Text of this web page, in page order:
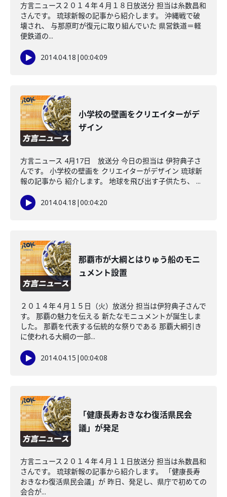
方言ニュース２０１４年４月１８日放送分 担当は糸数昌和
さんです。 琉球新報の記事から紹介します。 沖縄戦で破
壊され、 与那原町が復元に取り組んでいた 県営鉄道＝軽
便鉄道の...
2014.04.18 |00:04:09
小学校の壁画をクリエイターがデ
ザイン
方言ニュース 4月17日 放送分 今日の担当は 伊狩典子さ
んです。 小学校の壁画を クリエイターがデザイン 琉球新
報の記事から 紹介します。 地球を飛び出す子供たち、 ...
2014.04.18 |00:04:20
那覇市が大綱とはりゅう船のモニ
ュメント設置
２０１４年４月１５日（火）放送分 担当は伊狩典子さんで
す。 那覇の魅力を伝える 新たなモニュメントが誕生しま
した。 那覇を代表する伝統的な祭りである 那覇大綱引き
に使われる大綱の一部...
2014.04.15 |00:04:08
「健康長寿おきなわ復活県民会
議」が発足
方言ニュース２０１４年４月１１日放送分 担当は糸数昌和
さんです。 琉球新報の記事から紹介します。 「健康長寿
おきなわ復活県民会議」が 昨日、発足し、県庁で初めての
会合が...